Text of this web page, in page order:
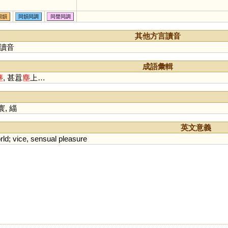
韻 同韻同調 同聲同調
其他方言讀音
音
成語彙輯
, 甚囂塵上…
, 緇
英文意義
; vice, sensual pleasure